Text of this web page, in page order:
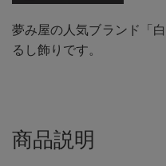
夢み屋の人気ブランド「
るし飾りです。
商品説明